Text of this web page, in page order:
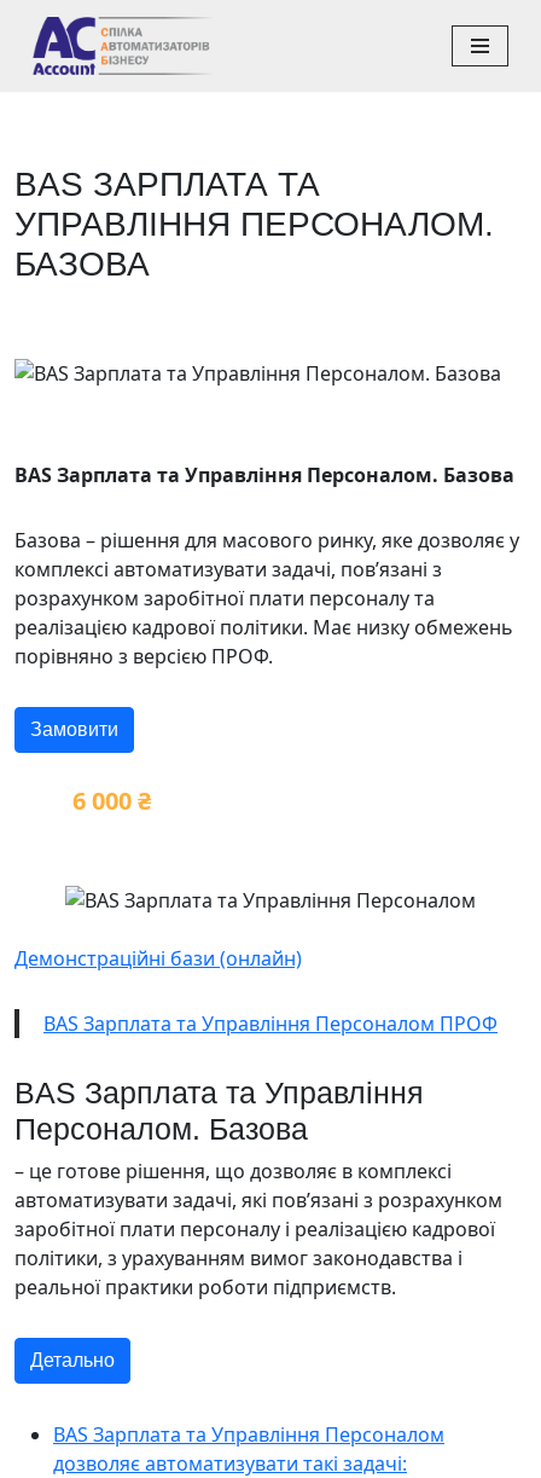
Перейти
BAS ЗАРПЛАТА ТА
УПРАВЛІННЯ ПЕРСОНАЛОМ.
БАЗОВА
BAS Зарплата та Управління Персоналом. Базова
Базова – рішення для масового ринку, яке дозволяє у
комплексі автоматизувати задачі, пов’язані з
розрахунком заробітної плати персоналу та
реалізацією кадрової політики. Має низку обмежень
порівняно з версією ПРОФ.
Замовити
6 000 ₴
Демонстраційні бази (онлайн)
BAS Зарплата та Управління Персоналом ПРОФ
BAS Зарплата та Управління
Персоналом. Базова
– це готове рішення, що дозволяє в комплексі
автоматизувати задачі, які пов’язані з розрахунком
заробітної плати персоналу і реалізацією кадрової
політики, з урахуванням вимог законодавства і
реальної практики роботи підприємств.
Детально
BAS Зарплата та Управління Персоналом
дозволяє автоматизувати такі задачі: